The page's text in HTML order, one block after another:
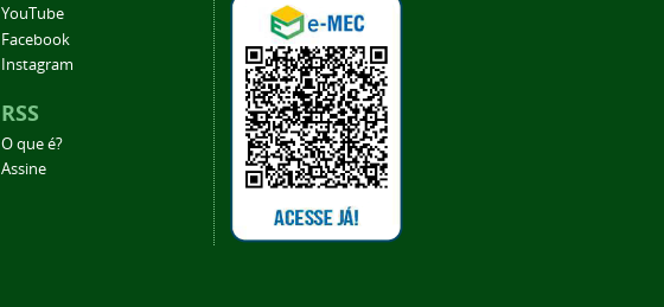
YouTube
Facebook
Instagram
RSS
O que é?
Assine